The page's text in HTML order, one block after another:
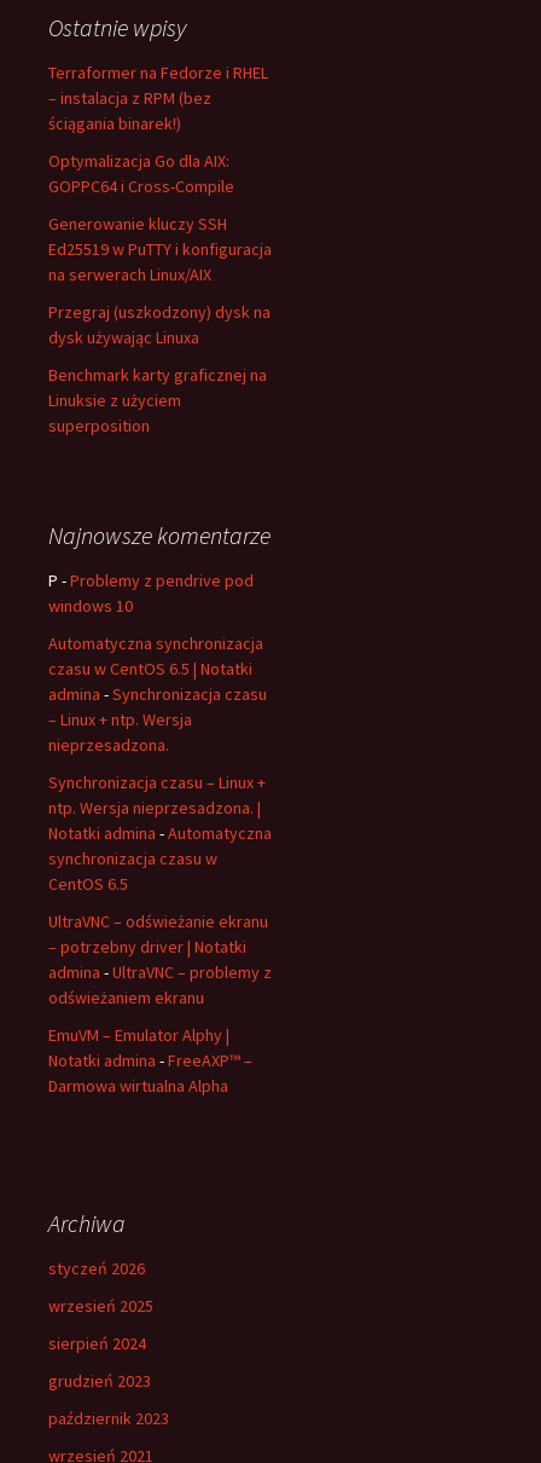
Ostatnie wpisy
Terraformer na Fedorze i RHEL
– instalacja z RPM (bez
ściągania binarek!)
Optymalizacja Go dla AIX:
GOPPC64 i Cross-Compile
Generowanie kluczy SSH
Ed25519 w PuTTY i konfiguracja
na serwerach Linux/AIX
Przegraj (uszkodzony) dysk na
dysk używając Linuxa
Benchmark karty graficznej na
Linuksie z użyciem
superposition
Najnowsze komentarze
P -Problemy z pendrive pod
windows 10
Automatyczna synchronizacja
czasu w CentOS 6.5 | Notatki
admina -Synchronizacja czasu
– Linux + ntp. Wersja
nieprzesadzona.
Synchronizacja czasu – Linux +
ntp. Wersja nieprzesadzona. |
Notatki admina -Automatyczna
synchronizacja czasu w
CentOS 6.5
UltraVNC – odświeżanie ekranu
– potrzebny driver | Notatki
admina -UltraVNC – problemy z
odświeżaniem ekranu
EmuVM – Emulator Alphy |
Notatki admina -FreeAXP™ –
Darmowa wirtualna Alpha
Archiwa
styczeń 2026
wrzesień 2025
sierpień 2024
grudzień 2023
październik 2023
wrzesień 2021